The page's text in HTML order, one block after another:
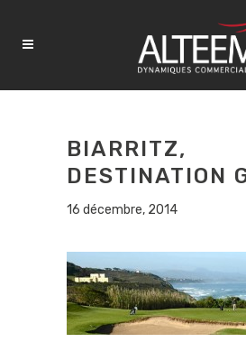
BIARRITZ,
DESTINATION
16 décembre, 2014